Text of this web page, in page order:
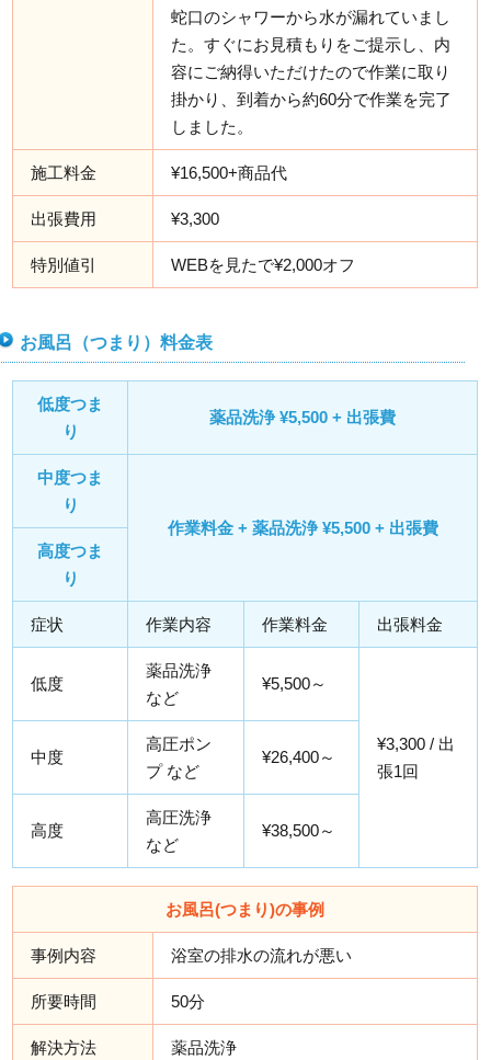
蛇口のシャワーから水が漏れていまし
た。すぐにお見積もりをご提示し、内
容にご納得いただけたので作業に取り
掛かり、到着から約60分で作業を完了
しました。
施工料金 ¥16,500+商品代
出張費用 ¥3,300
特別値引 WEBを見たで¥2,000オフ
お風呂（つまり）料金表
低度つま
り
薬品洗浄 ¥5,500 + 出張費
中度つま
り
作業料金 + 薬品洗浄 ¥5,500 + 出張費
高度つま
り
症状 作業内容 作業料金 出張料金
低度
薬品洗浄
など
¥5,500～
¥3,300 / 出
張1回
中度
高圧ポン
プ など
¥26,400～
高度
高圧洗浄
など
¥38,500～
お風呂(つまり)の事例
事例内容 浴室の排水の流れが悪い
所要時間 50分
解決方法 薬品洗浄